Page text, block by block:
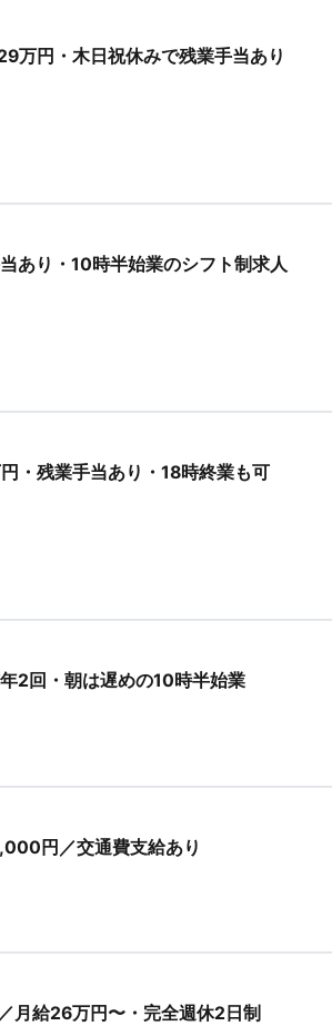
万円・木日祝休みで残業手当あり
あり・10時半始業のシフト制求人
・残業手当あり・18時終業も可
2回・朝は遅めの10時半始業
円／交通費支給あり
月給26万円〜・完全週休2日制